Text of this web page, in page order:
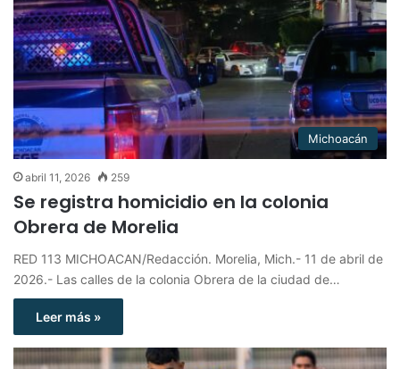
Michoacán
abril 11, 2026 259
Se registra homicidio en la colonia
Obrera de Morelia
RED 113 MICHOACAN/Redacción. Morelia, Mich.- 11 de abril de
2026.- Las calles de la colonia Obrera de la ciudad de…
Leer más »